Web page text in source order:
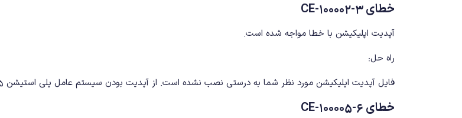
خطای CE-100002-3
آپدیت اپلیکیشن با خطا مواجه شده است.
راه حل:
فایل آپدیت اپلیکیشن مورد نظر شما به درستی نصب نشده است. از آپدیت بودن سیستم عامل پلی استیشن ۵ مطمئن شوید و دوباره تلاش کنید.
خطای CE-100005-6